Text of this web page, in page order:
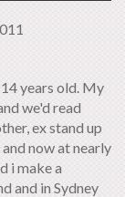
years old. My
we'd read
ex stand up
now at nearly
i make a
and in Sydney